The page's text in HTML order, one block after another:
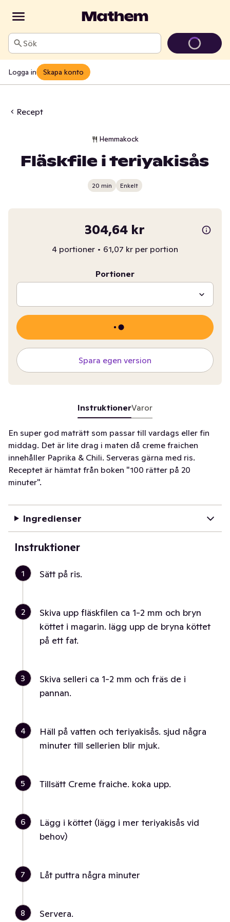
Sök
Logga in Skapa konto
Recept
Hemmakock
Fläskfile i teriyakisås
20 min Enkelt
304,64 kr
4 portioner • 61,07 kr per portion
Portioner
Spara egen version
InstruktionerVaror
En super god maträtt som passar till vardags eller fin
middag. Det är lite drag i maten då creme fraichen
innehåller Paprika & Chili. Serveras gärna med ris.
Receptet är hämtat från boken "100 rätter på 20
minuter".
Ingredienser
Instruktioner
1 Sätt på ris.
2
Skiva upp fläskfilen ca 1-2 mm och bryn
köttet i magarin. lägg upp de bryna köttet
på ett fat.
3
Skiva selleri ca 1-2 mm och fräs de i
pannan.
4
Häll på vatten och teriyakisås. sjud några
minuter till sellerien blir mjuk.
5 Tillsätt Creme fraiche. koka upp.
6
Lägg i köttet (lägg i mer teriyakisås vid
behov)
7 Låt puttra några minuter
8 Servera.